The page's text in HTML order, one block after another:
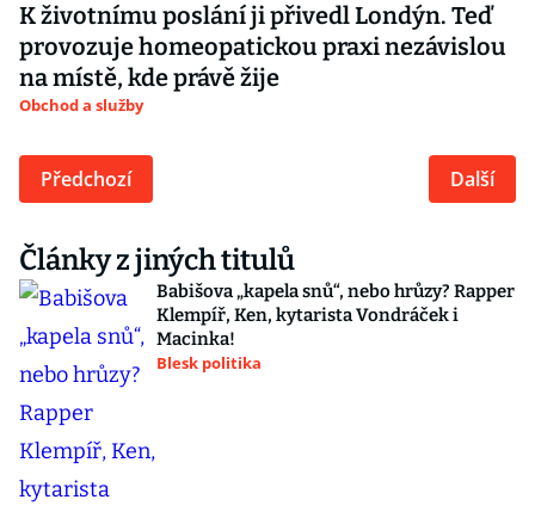
K životnímu poslání ji přivedl Londýn. Teď
provozuje homeopatickou praxi nezávislou
na místě, kde právě žije
Obchod a služby
Předchozí Další
Články z jiných titulů
Babišova „kapela snů“, nebo hrůzy? Rapper
Klempíř, Ken, kytarista Vondráček i
Macinka!
Blesk politika